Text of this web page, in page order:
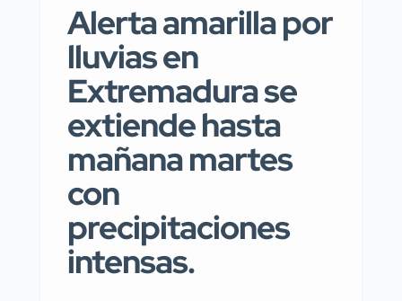
Alerta amarilla por
lluvias en
Extremadura se
extiende hasta
mañana martes
con
precipitaciones
intensas.